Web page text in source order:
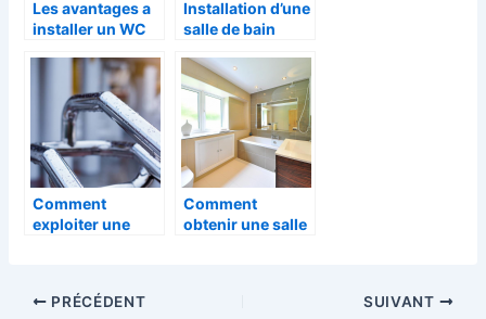
Les avantages a
installer un WC
Installation d’une
salle de bain
séniors :
pourquoi et
comment s’y
prendre ?
Comment
exploiter une
Comment
obtenir une salle
PRÉCÉDENT SUIVANT